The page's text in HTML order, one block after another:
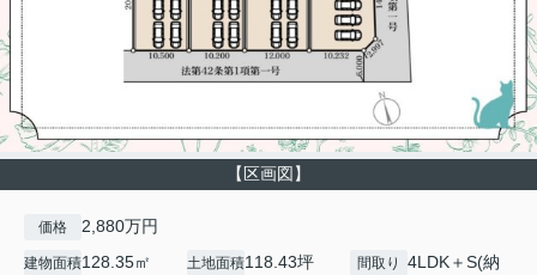
【区画図】
価格 2,880万円
建物面積128.35㎡ 土地面積118.43坪
間取り
4LDK＋S(納